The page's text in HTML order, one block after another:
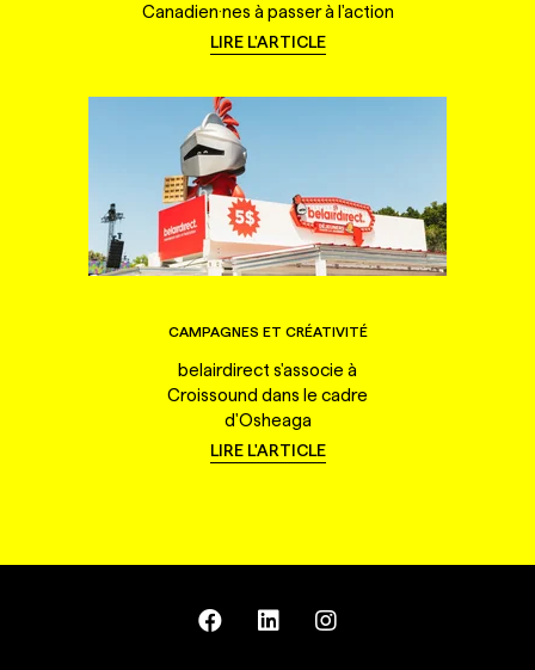
Canadien·nes à passer à l'action
LIRE L'ARTICLE
CAMPAGNES ET CRÉATIVITÉ
belairdirect s'associe à
Croissound dans le cadre
d'Osheaga
LIRE L'ARTICLE